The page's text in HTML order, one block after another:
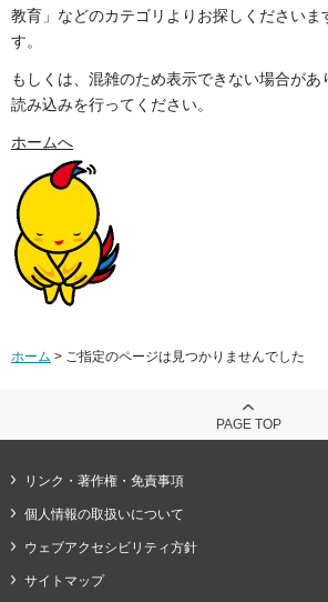
教育」などのカテゴリよりお探しくださいま
す。
もしくは、混雑のため表示できない場合が
読み込みを行ってください。
ホームへ
ホーム > ご指定のページは見つかりませんでした
PAGE TOP
リンク・著作権・免責事項
個人情報の取扱いについて
ウェブアクセシビリティ方針
サイトマップ